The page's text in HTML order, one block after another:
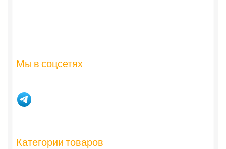
Мы в соцсетях
Категории товаров